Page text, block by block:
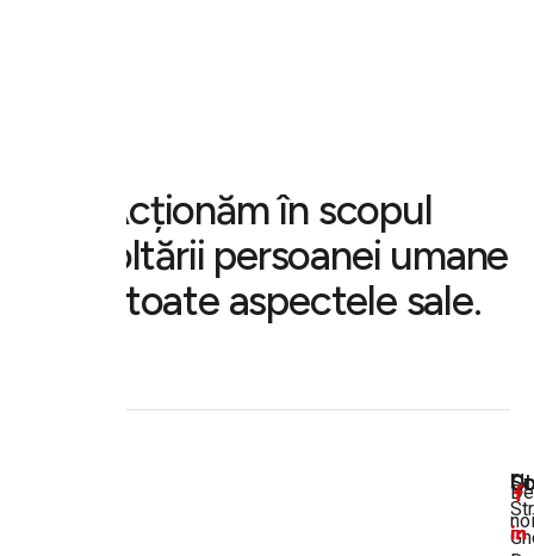
Acționăm în scopul
dezvoltării persoanei umane
sub toate aspectele sale.
noi